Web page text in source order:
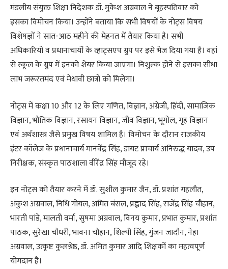
मंडलीय संयुक्त शिक्षा निदेशक डॉ. मुकेश अग्रवाल ने बृहस्पतिवार को
इसका विमोचन किया। उन्होंने बताया कि सभी विषयों के नोट्स विषय
विशेषज्ञों ने सात-आठ महीने की मेहनत में तैयार किया है। सभी
अधिकारियों व प्रधानाचार्यों के व्हाट्सएप ग्रुप पर इसे भेज दिया गया है। वहां
से स्कूल के ग्रुप में इनको शेयर किया जाएगा। निशुल्क होने से इसका सीधा
लाभ जरूरतमंद एवं मेधावी छात्रों को मिलेगा।
नोट्स में कक्षा 10 और 12 के लिए गणित, विज्ञान, अंग्रेजी, हिंदी, सामाजिक
विज्ञान, भौतिक विज्ञान, रसायन विज्ञान, जीव विज्ञान, भूगोल, गृह विज्ञान
एवं अर्थशास्त्र जैसे प्रमुख विषय शामिल हैं। विमोचन के दौरान राजकीय
इंटर कॉलेज के प्रधानाचार्य मानवेंद्र सिंह, डायट प्राचार्य अनिरुद्ध यादव, उप
निरीक्षक, संस्कृत पाठशाला वीरेंद्र सिंह मौजूद रहे।
इन नोट्स को तैयार करने में डॉ. सुशील कुमार जैन, डॉ. प्रशांत गहलौत,
अंकुश अग्रवाल, निधि गोयल, अमित बंसल, प्रह्लाद सिंह, राजेंद्र सिंह चौहान,
भारती पांडे, मालती वर्मा, सुषमा अग्रवाल, विनय कुमार, प्रभात कुमार, प्रशांत
पाठक, सुरेखा चौधरी, भावना चौहान, शिल्पी सिंह, गुंजन जादौन, नेहा
अग्रवाल, उत्कृष्ट कुलश्रेष्ठ, डॉ. अमित कुमार आदि शिक्षकों का महत्वपूर्ण
योगदान है।